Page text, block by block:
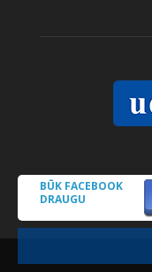
BŪK FACEBOOK
DRAUGU